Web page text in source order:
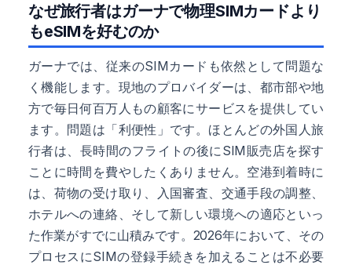
なぜ旅行者はガーナで物理SIMカードより
もeSIMを好むのか
ガーナでは、従来のSIMカードも依然として問題な
く機能します。現地のプロバイダーは、都市部や地
方で毎日何百万人もの顧客にサービスを提供してい
ます。問題は「利便性」です。ほとんどの外国人旅
行者は、長時間のフライトの後にSIM販売店を探す
ことに時間を費やしたくありません。空港到着時に
は、荷物の受け取り、入国審査、交通手段の調整、
ホテルへの連絡、そして新しい環境への適応といっ
た作業がすでに山積みです。2026年において、その
プロセスにSIMの登録手続きを加えることは不必要